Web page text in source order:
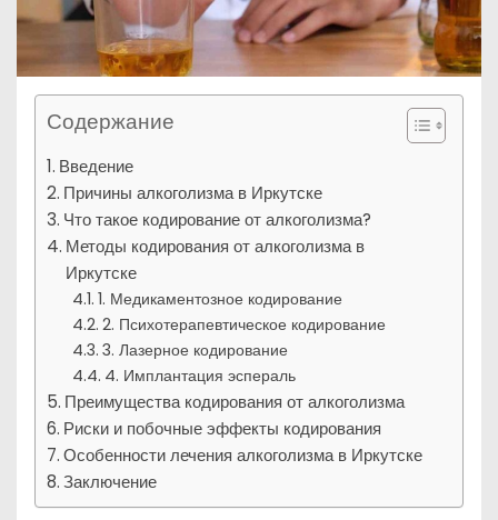
Содержание
Введение
Причины алкоголизма в Иркутске
Что такое кодирование от алкоголизма?
Методы кодирования от алкоголизма в
Иркутске
1. Медикаментозное кодирование
2. Психотерапевтическое кодирование
3. Лазерное кодирование
4. Имплантация эспераль
Преимущества кодирования от алкоголизма
Риски и побочные эффекты кодирования
Особенности лечения алкоголизма в Иркутске
Заключение